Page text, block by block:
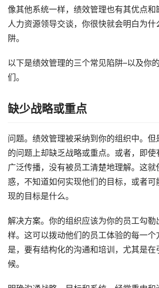
像其他系统一样，绩效管理也有其优点和
人力资源领导交谈，你很快就会明白为什
阱。
以下是绩效管理的三个常见陷阱–以及你
们。
缺少战略或重点
问题。绩效管理被采纳到你的组织中。但
的问题上却缺乏战略或重点。或者，即
广泛传播，没有被员工清楚地理解。这就
惑，不知道如何实现他们的目标，或者可
现的目标是什么。
解决方案。你的组织应该为你的员工勾勒
样。这可以拨动他们的员工体验的每一个
是，要有结构化的沟通和培训，尤其是
候。